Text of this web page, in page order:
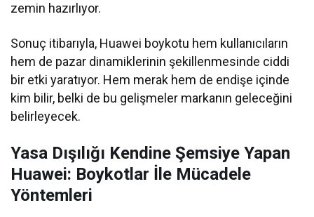
zemin hazırlıyor.
Sonuç itibarıyla, Huawei boykotu hem kullanıcıların
hem de pazar dinamiklerinin şekillenmesinde ciddi
bir etki yaratıyor. Hem merak hem de endişe içinde
kim bilir, belki de bu gelişmeler markanın geleceğini
belirleyecek.
Yasa Dışılığı Kendine Şemsiye Yapan
Huawei: Boykotlar İle Mücadele
Yöntemleri